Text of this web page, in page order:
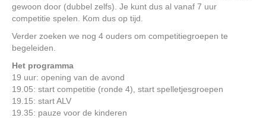
gewoon door (dubbel zelfs). Je kunt dus al vanaf 7 uur
competitie spelen. Kom dus op tijd.
Verder zoeken we nog 4 ouders om competitiegroepen te
begeleiden.
Het programma
19 uur: opening van de avond
19.05: start competitie (ronde 4), start spelletjesgroepen
19.15: start ALV
19.35: pauze voor de kinderen